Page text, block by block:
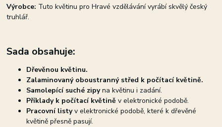
Výrobce: Tuto květinu pro Hravé vzdělávání vyrábí skvělý český
truhlář.
Sada obsahuje:
Dřevěnou květinu.
Zalaminovaný oboustranný střed k počítací květině.
Samolepící suché zipyna květinu i zadání.
Příklady k počítací květině v elektronické podobě.
Pracovní listyv elektronické podobě, které k dřevěné
květině přesně pasují.